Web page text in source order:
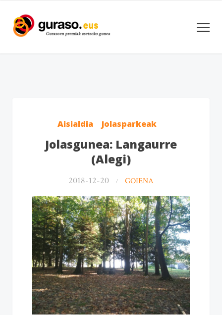
Aisialdia Jolasparkeak
Jolasgunea: Langaurre
(Alegi)
2018-12-20 GOIENA